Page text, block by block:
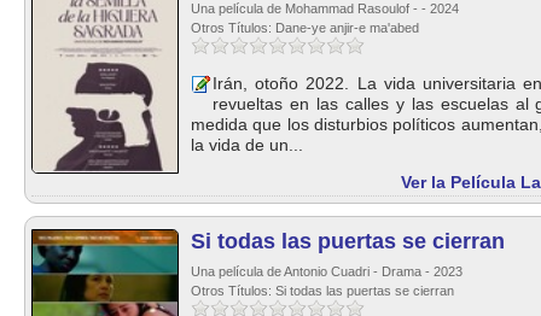
Una película de Mohammad Rasoulof - - 2024
Otros Títulos: Dane-ye anjir-e ma'abed
Irán, otoño 2022. La vida universitaria
revueltas en las calles y las escuelas al
medida que los disturbios políticos
la vida de un...
Ver la Película
Si todas las puertas se cierran
Una película de Antonio Cuadri - Drama - 2023
Otros Títulos: Si todas las puertas se cierran